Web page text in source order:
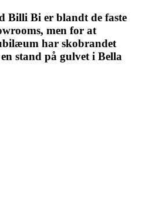
Billi Bi er blandt de faste
men for at
har skobrandet
stand på gulvet i Bella